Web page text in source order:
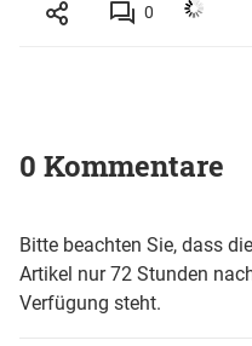
0
0 Kommentare
Bitte beachten Sie, dass
Artikel nur 72 Stunden
Verfügung steht.